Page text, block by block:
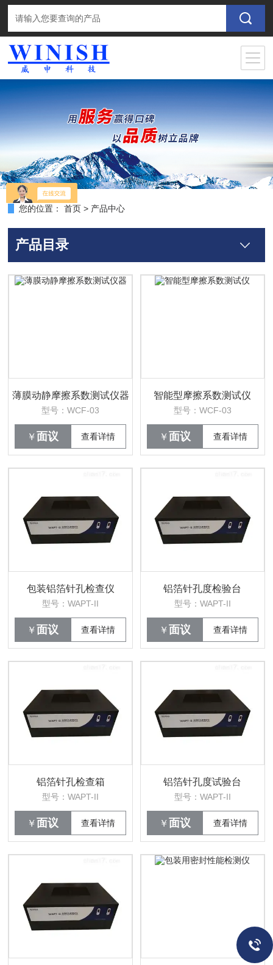
您的位置： 首页 > 产品中心
产品目录
薄膜动静摩擦系数测试仪器
型号：WCF-03
￥ 面议 查看详情
智能型摩擦系数测试仪
型号：WCF-03
￥ 面议 查看详情
包装铝箔针孔检查仪
型号：WAPT-II
￥ 面议 查看详情
铝箔针孔度检验台
型号：WAPT-II
￥ 面议 查看详情
铝箔针孔检查箱
型号：WAPT-II
￥ 面议 查看详情
铝箔针孔度试验台
型号：WAPT-II
￥ 面议 查看详情